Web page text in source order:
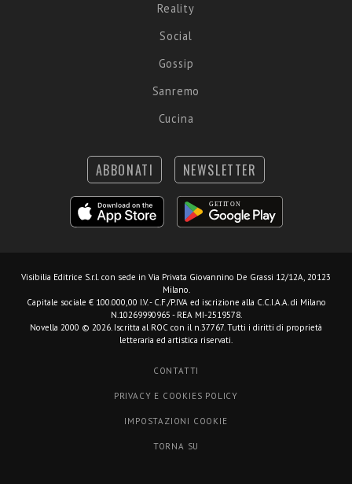
Reality
Social
Gossip
Sanremo
Cucina
ABBONATI NEWSLETTER
Visibilia Editrice S.r.l. con sede in Via Privata Giovannino De Grassi 12/12A, 20123
Milano.
Capitale sociale € 100.000,00 I.V. - C.F./P.IVA ed iscrizione alla C.C.I.A.A. di Milano
N.10269990965 - REA MI-2519578.
Novella 2000 © 2026. Iscritta al ROC con il n.37767. Tutti i diritti di proprietà
letteraria ed artistica riservati.
CONTATTI
PRIVACY E COOKIES POLICY
IMPOSTAZIONI COOKIE
TORNA SU